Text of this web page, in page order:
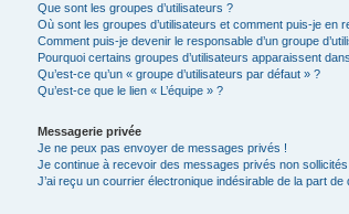
Que sont les groupes d’utilisateurs ?
Où sont les groupes d’utilisateurs et comment puis-je en
Comment puis-je devenir le responsable d’un groupe
Pourquoi certains groupes d’utilisateurs apparaissent
Qu’est-ce qu’un « groupe d’utilisateurs par défaut » ?
Qu’est-ce que le lien « L’équipe » ?
Messagerie privée
Je ne peux pas envoyer de messages privés !
Je continue à recevoir des messages privés non sollicités
J’ai reçu un courrier électronique indésirable de la part de